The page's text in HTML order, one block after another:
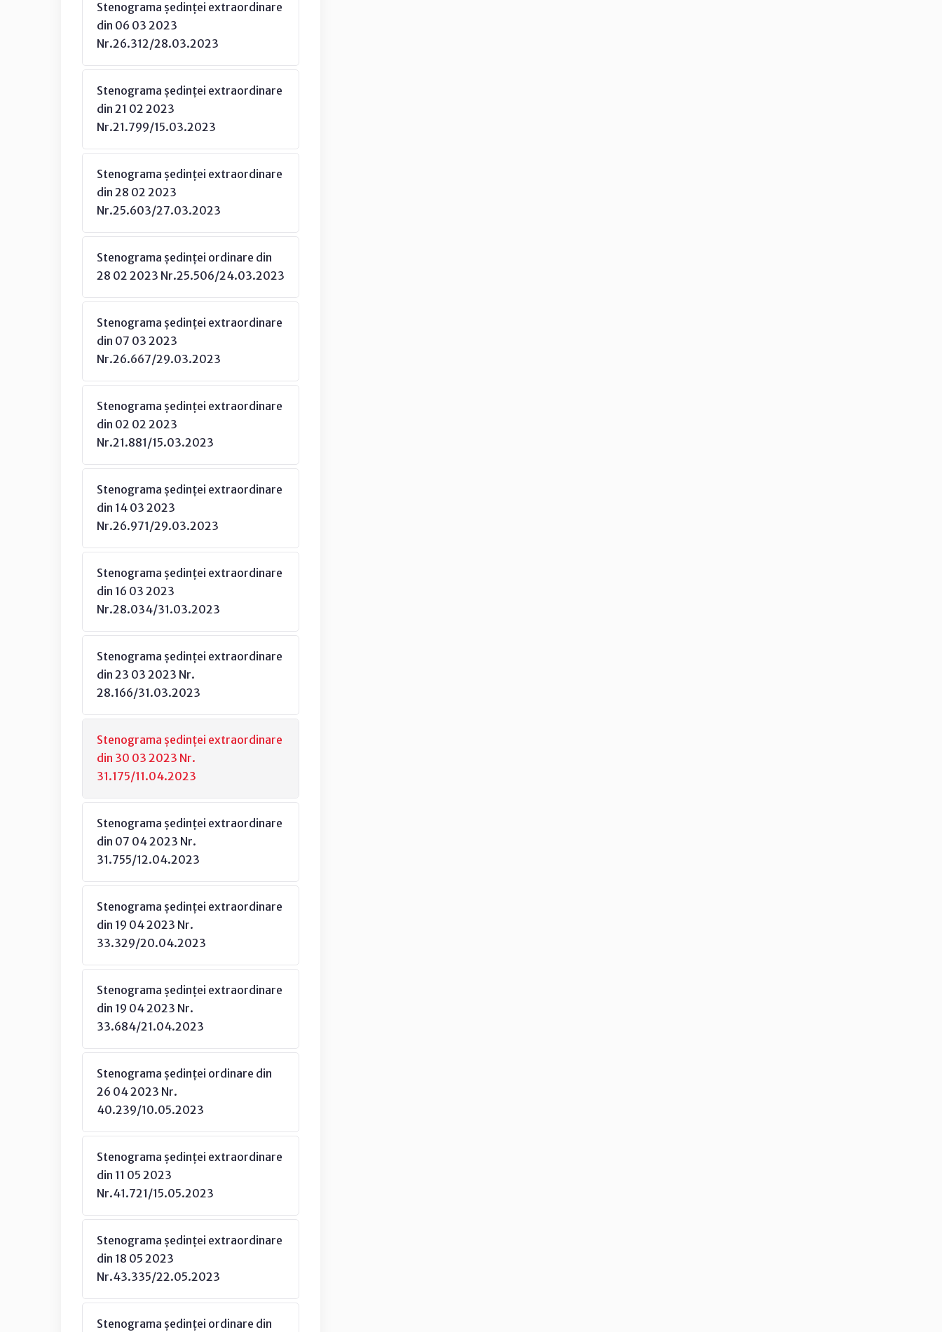
Stenograma ședinței extraordinare
din 06 03 2023
Nr.26.312/28.03.2023
Stenograma ședinței extraordinare
din 21 02 2023
Nr.21.799/15.03.2023
Stenograma ședinței extraordinare
din 28 02 2023
Nr.25.603/27.03.2023
Stenograma ședinței ordinare din
28 02 2023 Nr.25.506/24.03.2023
Stenograma ședinței extraordinare
din 07 03 2023
Nr.26.667/29.03.2023
Stenograma ședinței extraordinare
din 02 02 2023
Nr.21.881/15.03.2023
Stenograma ședinței extraordinare
din 14 03 2023
Nr.26.971/29.03.2023
Stenograma ședinței extraordinare
din 16 03 2023
Nr.28.034/31.03.2023
Stenograma ședinței extraordinare
din 23 03 2023 Nr.
28.166/31.03.2023
Stenograma ședinței extraordinare
din 30 03 2023 Nr.
31.175/11.04.2023
Stenograma ședinței extraordinare
din 07 04 2023 Nr.
31.755/12.04.2023
Stenograma ședinței extraordinare
din 19 04 2023 Nr.
33.329/20.04.2023
Stenograma ședinței extraordinare
din 19 04 2023 Nr.
33.684/21.04.2023
Stenograma ședinței ordinare din
26 04 2023 Nr.
40.239/10.05.2023
Stenograma ședinței extraordinare
din 11 05 2023
Nr.41.721/15.05.2023
Stenograma ședinței extraordinare
din 18 05 2023
Nr.43.335/22.05.2023
Stenograma ședinței ordinare din